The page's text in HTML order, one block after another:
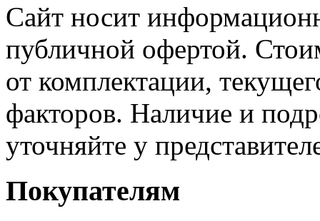
Сайт носит
публичной офертой.
от комплектации,
факторов. Наличие и
уточняйте у
Покупателям